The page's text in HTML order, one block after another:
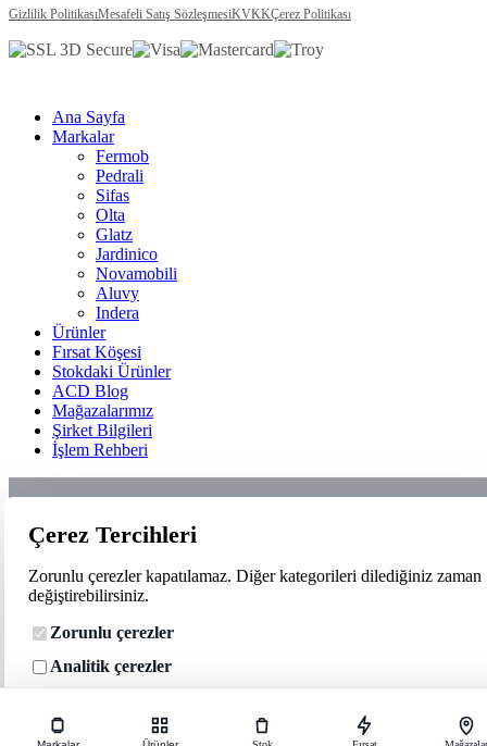
Gizlilik PolitikasıMesafeli Satış SözleşmesiKVKKÇerez Politikası
Ana Sayfa
Markalar
Fermob
Pedrali
Sifas
Olta
Glatz
Jardinico
Novamobili
Aluvy
Indera
Ürünler
Fırsat Köşesi
Stokdaki Ürünler
ACD Blog
Mağazalarımız
Şirket Bilgileri
İşlem Rehberi
Zorunlu çerezler siteyi çalıştırmak için kullanılır. Analitik, işlevsel ve
pazarlama çerezleri yalnızca onayınızla etkinleşir.
Hepsini kabul et
Çerez Tercihleri
Zorunlu çerezler kapatılamaz. Diğer kategorileri dilediğiniz zaman
değiştirebilirsiniz.
Zorunlu çerezler
Analitik çerezler
Reklam ve pazarlama çerezleri